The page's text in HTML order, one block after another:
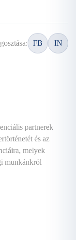
FB IN
partnerek
és az
melyek
munkánkról